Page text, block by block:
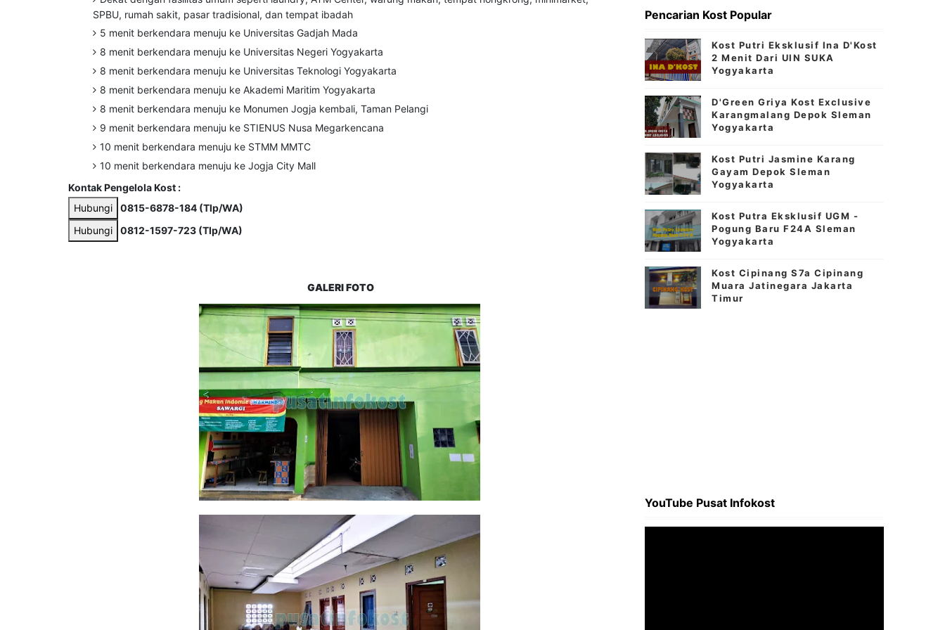
SPBU, rumah sakit, pasar tradisional, dan tempat ibadah
5 menit berkendara menuju ke Universitas Gadjah Mada
8 menit berkendara menuju ke Universitas Negeri Yogyakarta
8 menit berkendara menuju ke Universitas Teknologi Yogyakarta
8 menit berkendara menuju ke Akademi Maritim Yogyakarta
8 menit berkendara menuju ke Monumen Jogja kembali, Taman Pelangi
9 menit berkendara menuju ke STIENUS Nusa Megarkencana
10 menit berkendara menuju ke STMM MMTC
10 menit berkendara menuju ke Jogja City Mall
Kontak Pengelola Kost :
Hubungi
0815-6878-184 (Tlp/WA)
Hubungi
0812-1597-723 (Tlp/WA)
GALERI FOTO
Pencarian Kost Popular
Kost Putri Eksklusif Ina D'Kost
2 Menit Dari UIN SUKA
Yogyakarta
D'Green Griya Kost Exclusive
Karangmalang Depok Sleman
Yogyakarta
Kost Putri Jasmine Karang
Gayam Depok Sleman
Yogyakarta
Kost Putra Eksklusif UGM -
Pogung Baru F24A Sleman
Yogyakarta
Kost Cipinang S7a Cipinang
Muara Jatinegara Jakarta
Timur
YouTube Pusat Infokost